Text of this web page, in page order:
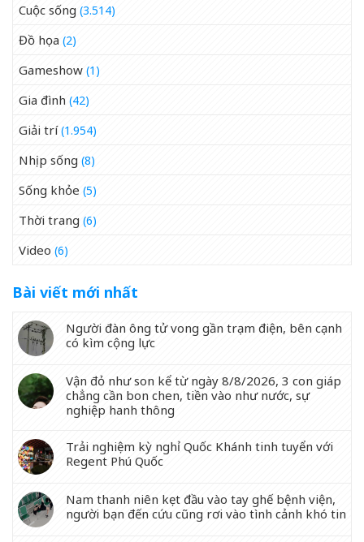
Cuộc sống (3.514)
Đồ họa (2)
Gameshow (1)
Gia đình (42)
Giải trí(1.954)
Nhịp sống (8)
Sống khỏe (5)
Thời trang (6)
Video (6)
Bài viết mới nhất
Người đàn ông tử vong gần trạm điện, bên cạnh
có kìm cộng lực
Vận đỏ như son kể từ ngày 8/8/2026, 3 con giáp
chẳng cần bon chen, tiền vào như nước, sự
nghiệp hanh thông
Trải nghiệm kỳ nghỉ Quốc Khánh tinh tuyển với
Regent Phú Quốc
Nam thanh niên kẹt đầu vào tay ghế bệnh viện,
người bạn đến cứu cũng rơi vào tình cảnh khó tin